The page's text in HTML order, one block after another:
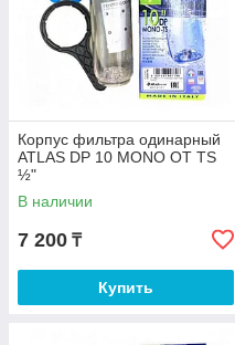
Корпус фильтра одинарный
ATLAS DP 10 MONO OT TS
½"
В наличии
7 200 ₸
Купить